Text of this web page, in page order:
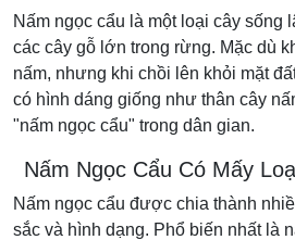
Nấm ngọc cẩu là một loại cây sống
các cây gỗ lớn trong rừng. Mặc dù
nấm, nhưng khi chồi lên khỏi mặt
có hình dáng giống như thân cây
"nấm ngọc cẩu" trong dân gian.
Nấm Ngọc Cẩu Có Mấy
Nấm ngọc cẩu được chia thành
sắc và hình dạng. Phổ biến nhất là